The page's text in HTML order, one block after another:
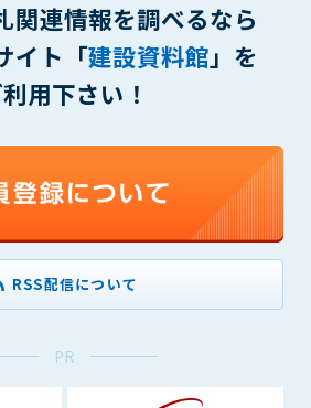
関連情報を調べるなら
イト「建設資料館」を
用下さい！
RSS配信について
PR
が、第6条の定める禁止事項に該当する
た場合
よび保守管理上、必要と判断した場合
が遅延した場合
・中止等）
なく、本サービス内容の変更(新規追加、
スの運営を中止または廃止することが
れに起因する会員または他の第三者が
者は､一切の責任をも負わないものと
管理者が知り得た会員の個人情報（以下
ついて、管理者は、以下の各号に該当